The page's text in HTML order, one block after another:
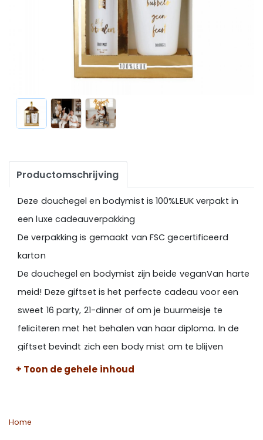
Productomschrijving
Deze douchegel en bodymist is 100%LEUK verpakt in
een luxe cadeauverpakking
De verpakking is gemaakt van FSC gecertificeerd
karton
De douchegel en bodymist zijn beide veganVan harte
meid! Deze giftset is het perfecte cadeau voor een
sweet 16 party, 21-dinner of om je buurmeisje te
feliciteren met het behalen van haar diploma. In de
giftset bevindt zich een body mist om te blijven
stralen. Verder 'Zonder bubbels geen feest', daarom
geur met een kruidige noot. Deze giftset is ook
+ Toon de gehele inhoud
Home